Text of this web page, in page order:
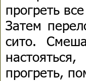
прогреть
Затем
сито.
прогреть,